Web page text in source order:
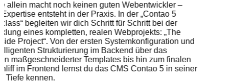
allein macht noch keinen guten Webentwickler –
entsteht in der Praxis. In der „Contao 5
begleiten wir dich Schritt für Schritt bei der
eines kompletten, realen Webprojekts: „The
Project“. Von der ersten Systemkonfiguration und
Strukturierung im Backend über das
maßgeschneiderter Templates bis hin zum finalen
im Frontend lernst du das CMS Contao 5 in seiner
Tiefe kennen.